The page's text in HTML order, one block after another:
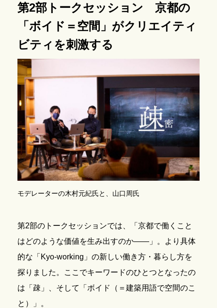
第2部トークセッション 京都の
「ボイド＝空間」がクリエイティ
ビティを刺激する
モデレーターの木村元紀氏と、山口周氏
第2部のトークセッションでは、「京都で働くこと
はどのような価値を生み出すのか――」。より具体
的な「Kyo-working」の新しい働き方・暮らし方を
探りました。ここでキーワードのひとつとなったの
は「疎」、そして「ボイド（＝建築用語で空間のこ
と）」。